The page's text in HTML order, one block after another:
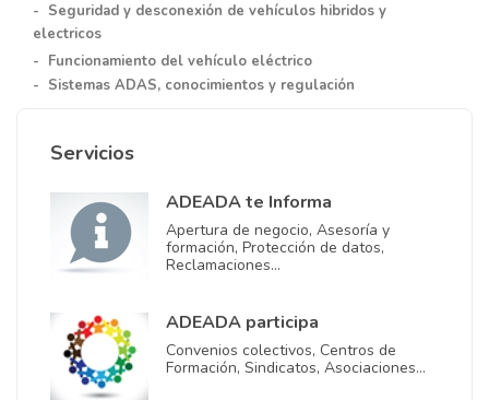
- Seguridad y desconexión de vehículos hibridos y
electricos
- Funcionamiento del vehículo eléctrico
- Sistemas ADAS, conocimientos y regulación
Servicios
ADEADA te Informa
Apertura de negocio, Asesoría y
formación, Protección de datos,
Reclamaciones…
ADEADA participa
Convenios colectivos, Centros de
Formación, Sindicatos, Asociaciones…